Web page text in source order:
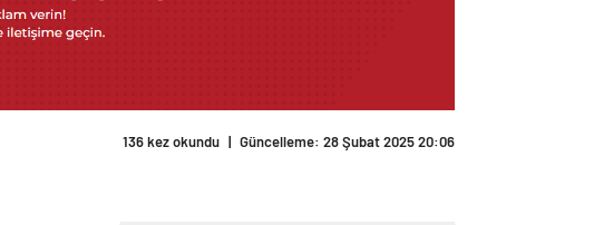
136 kez okundu | Güncelleme: 28 Şubat 2025 20:06